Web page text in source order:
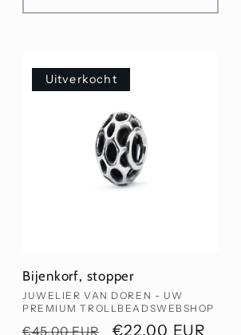
Uitverkocht
Bijenkorf, stopper
Verkoper:
JUWELIER VAN DOREN - UW
PREMIUM TROLLBEADSWEBSHOP
Normale
€45,00 EUR Aanbiedingsprijs
€22,00 EUR